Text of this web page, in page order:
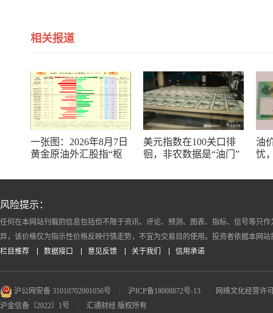
相关报道
一张图：2026年8月7日
黄金原油外汇股指“枢
览
美元指数在100关口徘
徊，非农数据是“油门”
油
忧
走
风险提示：
任何在本网站刊载的信息包括但不限于资讯、评论、预测、图表、指标、信号等只
异，该价格仅为指示性价格反映行情走势，不宜为交易目的使用。投资者依据本网
栏目推荐
数据接口 意见反馈 关于我们 信用承诺
沪公网安备 31010702001056号 沪ICP备18008872号-13
网络文化经营许
沪金信备〔2022〕1号
汇通财经 版权所有